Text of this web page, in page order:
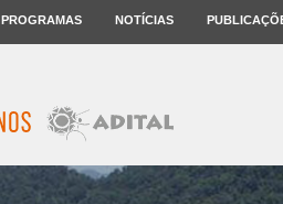
PROGRAMAS NOTÍCIAS